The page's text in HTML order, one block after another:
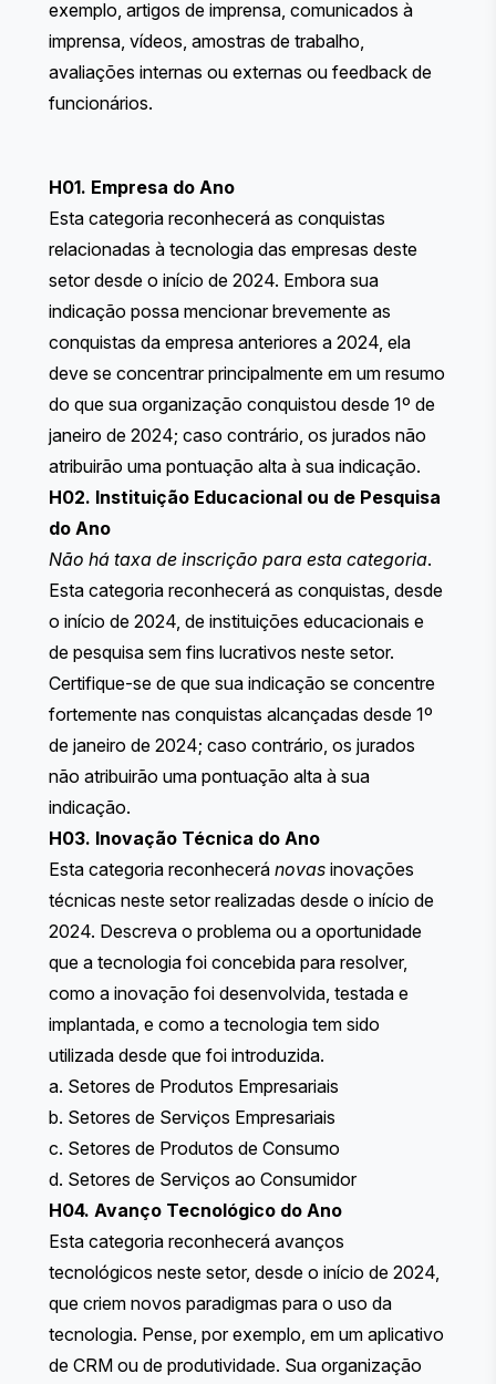
exemplo, artigos de imprensa, comunicados à
imprensa, vídeos, amostras de trabalho,
avaliações internas ou externas ou feedback de
funcionários.
H01. Empresa do Ano
Esta categoria reconhecerá as conquistas
relacionadas à tecnologia das empresas deste
setor desde o início de 2024. Embora sua
indicação possa mencionar brevemente as
conquistas da empresa anteriores a 2024, ela
deve se concentrar principalmente em um resumo
do que sua organização conquistou desde 1º de
janeiro de 2024; caso contrário, os jurados não
atribuirão uma pontuação alta à sua indicação.
H02. Instituição Educacional ou de Pesquisa
do Ano
Não há taxa de inscrição para esta categoria.
Esta categoria reconhecerá as conquistas, desde
o início de 2024, de instituições educacionais e
de pesquisa sem fins lucrativos neste setor.
Certifique-se de que sua indicação se concentre
fortemente nas conquistas alcançadas desde 1º
de janeiro de 2024; caso contrário, os jurados
não atribuirão uma pontuação alta à sua
indicação.
H03. Inovação Técnica do Ano
Esta categoria reconhecerá novas inovações
técnicas neste setor realizadas desde o início de
2024. Descreva o problema ou a oportunidade
que a tecnologia foi concebida para resolver,
como a inovação foi desenvolvida, testada e
implantada, e como a tecnologia tem sido
utilizada desde que foi introduzida.
a. Setores de Produtos Empresariais
b. Setores de Serviços Empresariais
c. Setores de Produtos de Consumo
d. Setores de Serviços ao Consumidor
H04. Avanço Tecnológico do Ano
Esta categoria reconhecerá avanços
tecnológicos neste setor, desde o início de 2024,
que criem novos paradigmas para o uso da
tecnologia. Pense, por exemplo, em um aplicativo
de CRM ou de produtividade. Sua organização